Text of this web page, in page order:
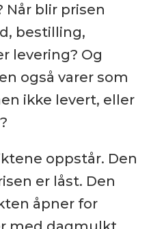
blir prisen
bestilling,
levering? Og
også varer som
ikke levert, eller
oppstår. Den
er låst. Den
åpner for